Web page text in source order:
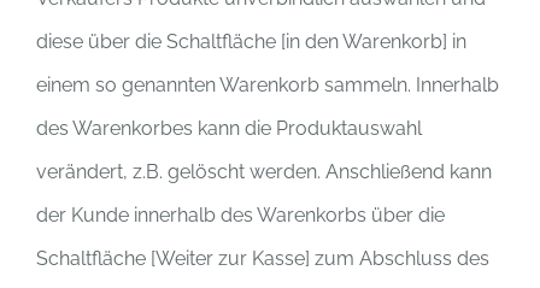
diese über die Schaltfläche [in den Warenkorb] in
einem so genannten Warenkorb sammeln. Innerhalb
des Warenkorbes kann die Produktauswahl
verändert, z.B. gelöscht werden. Anschließend kann
der Kunde innerhalb des Warenkorbs über die
Schaltfläche [Weiter zur Kasse] zum Abschluss des